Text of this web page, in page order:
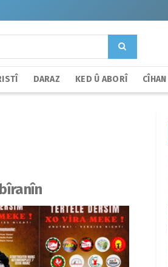
DARAZ KED Û ABORÎ CÎHAN